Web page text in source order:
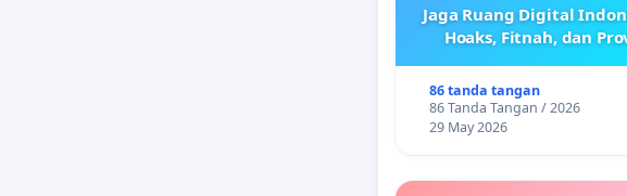
Jaga Ruang Digital
Hoaks, Fitnah, dan
86 tanda tangan
86 Tanda Tangan / 2026
29 May 2026